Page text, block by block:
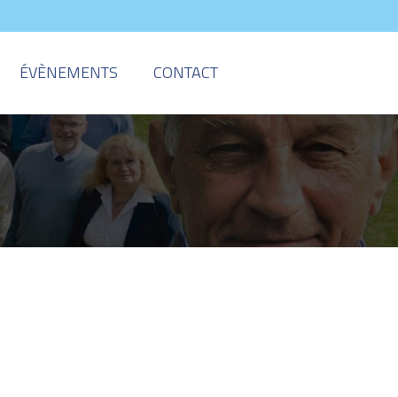
ÉVÈNEMENTS CONTACT